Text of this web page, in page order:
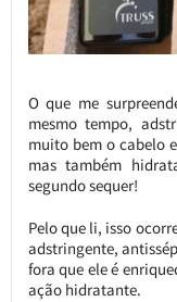
O que me
mesmo tempo,
muito bem o cabelo
mas também
segundo sequer!
Pelo que li, isso
adstringente,
fora que ele é
ação hidratante.